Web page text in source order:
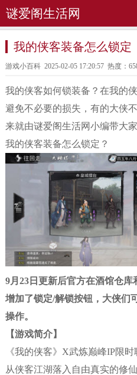
谜爱阁生活网
我的侠客装备怎么锁定
游戏小百科2025-02-05 17:20:57 热度：
我的侠客如何锁装备？在我的
避免不必要的损失，有的大侠
来就由谜爱阁生活网小编带大
我的侠客装备怎么锁定？
9月23日更新后官方在酒馆仓
增加了锁定/解锁按钮，大侠们
操作。
【游戏简介】
《我的侠客》X武炼巅峰IP限时
从侠客江湖落入自由真实的修